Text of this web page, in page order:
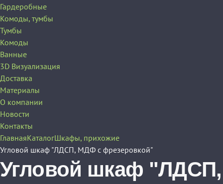
Гардеробные
Комоды, тумбы
Тумбы
Комоды
Ванные
3D Визуализация
Доставка
Материалы
О компании
Новости
Контакты
ГлавнаяКаталогШкафы, прихожие
Угловой шкаф "ЛДСП, МДФ с фрезеровкой"
Угловой шкаф "ЛДСП,